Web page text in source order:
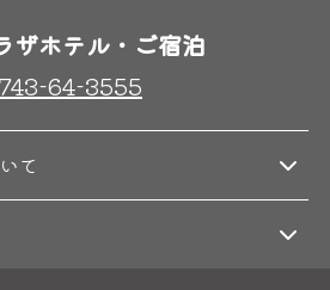
ザホテル・ご宿泊
64-3555
て